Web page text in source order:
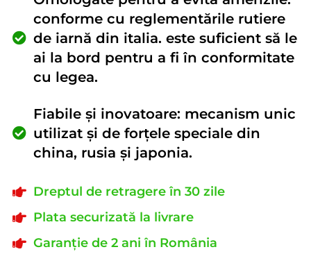
conforme cu reglementările rutiere
de iarnă din italia. este suficient să le
ai la bord pentru a fi în conformitate
cu legea.
Fiabile și inovatoare: mecanism unic
utilizat și de forțele speciale din
china, rusia și japonia.
Dreptul de retragere în 30 zile
Plata securizată la livrare
Garanție de 2 ani în România